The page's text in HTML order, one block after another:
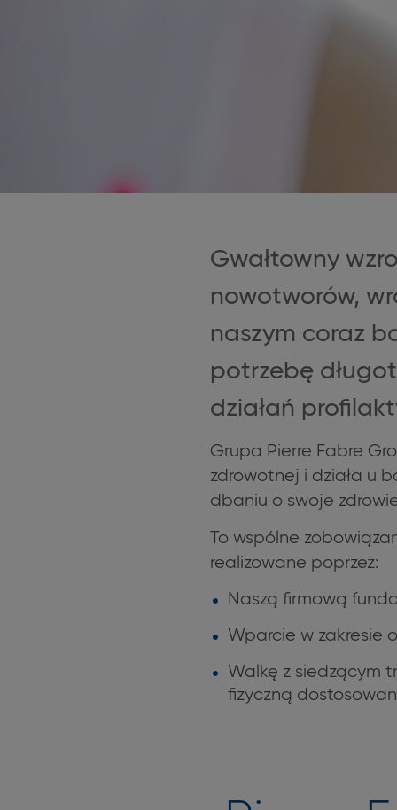
Gwałtowny
nowotworów,
naszym coraz
potrzebę
działań
Grupa Pierre Fabre
zdrowotnej i działa u
dbaniu o swoje
To wspólne
realizowane poprzez:
Naszą firmową
Wparcie w zakresie
Walkę z siedzącym
fizyczną